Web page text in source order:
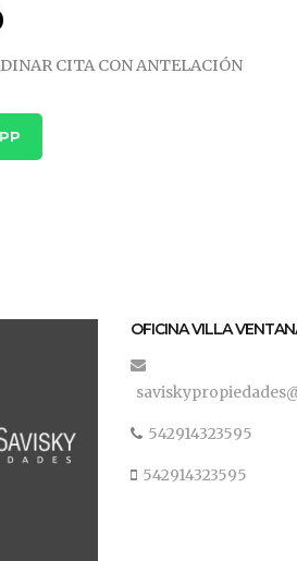
CITA CON ANTELACIÓN
OFICINA VILLA
542914323595
542914323595